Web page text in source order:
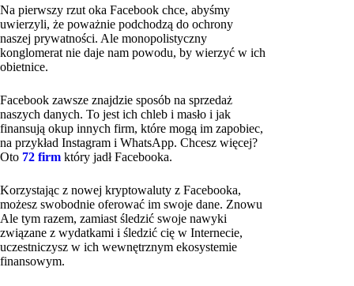
Na pierwszy rzut oka Facebook chce, abyśmy
uwierzyli, że poważnie podchodzą do ochrony
naszej prywatności. Ale monopolistyczny
konglomerat nie daje nam powodu, by wierzyć w ich
obietnice.
Facebook zawsze znajdzie sposób na sprzedaż
naszych danych. To jest ich chleb i masło i jak
finansują okup innych firm, które mogą im zapobiec,
na przykład Instagram i WhatsApp. Chcesz więcej?
Oto 72 firm który jadł Facebooka.
Korzystając z nowej kryptowaluty z Facebooka,
możesz swobodnie oferować im swoje dane. Znowu
Ale tym razem, zamiast śledzić swoje nawyki
związane z wydatkami i śledzić cię w Internecie,
uczestniczysz w ich wewnętrznym ekosystemie
finansowym.